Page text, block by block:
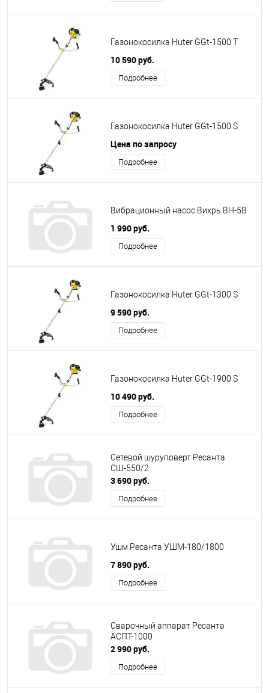
Газонокосилка Huter GGt-1500 T
10 590 руб.
Подробнее
Газонокосилка Huter GGt-1500 S
Цена по запросу
Подробнее
Вибрационный насос Вихрь ВН-5В
1 990 руб.
Подробнее
Газонокосилка Huter GGt-1300 S
9 590 руб.
Подробнее
Газонокосилка Huter GGt-1900 S
10 490 руб.
Подробнее
Сетевой шуруповерт Ресанта
СШ-550/2
3 690 руб.
Подробнее
Ушм Ресанта УШМ-180/1800
7 890 руб.
Подробнее
Сварочный аппарат Ресанта
АСПТ-1000
2 990 руб.
Подробнее